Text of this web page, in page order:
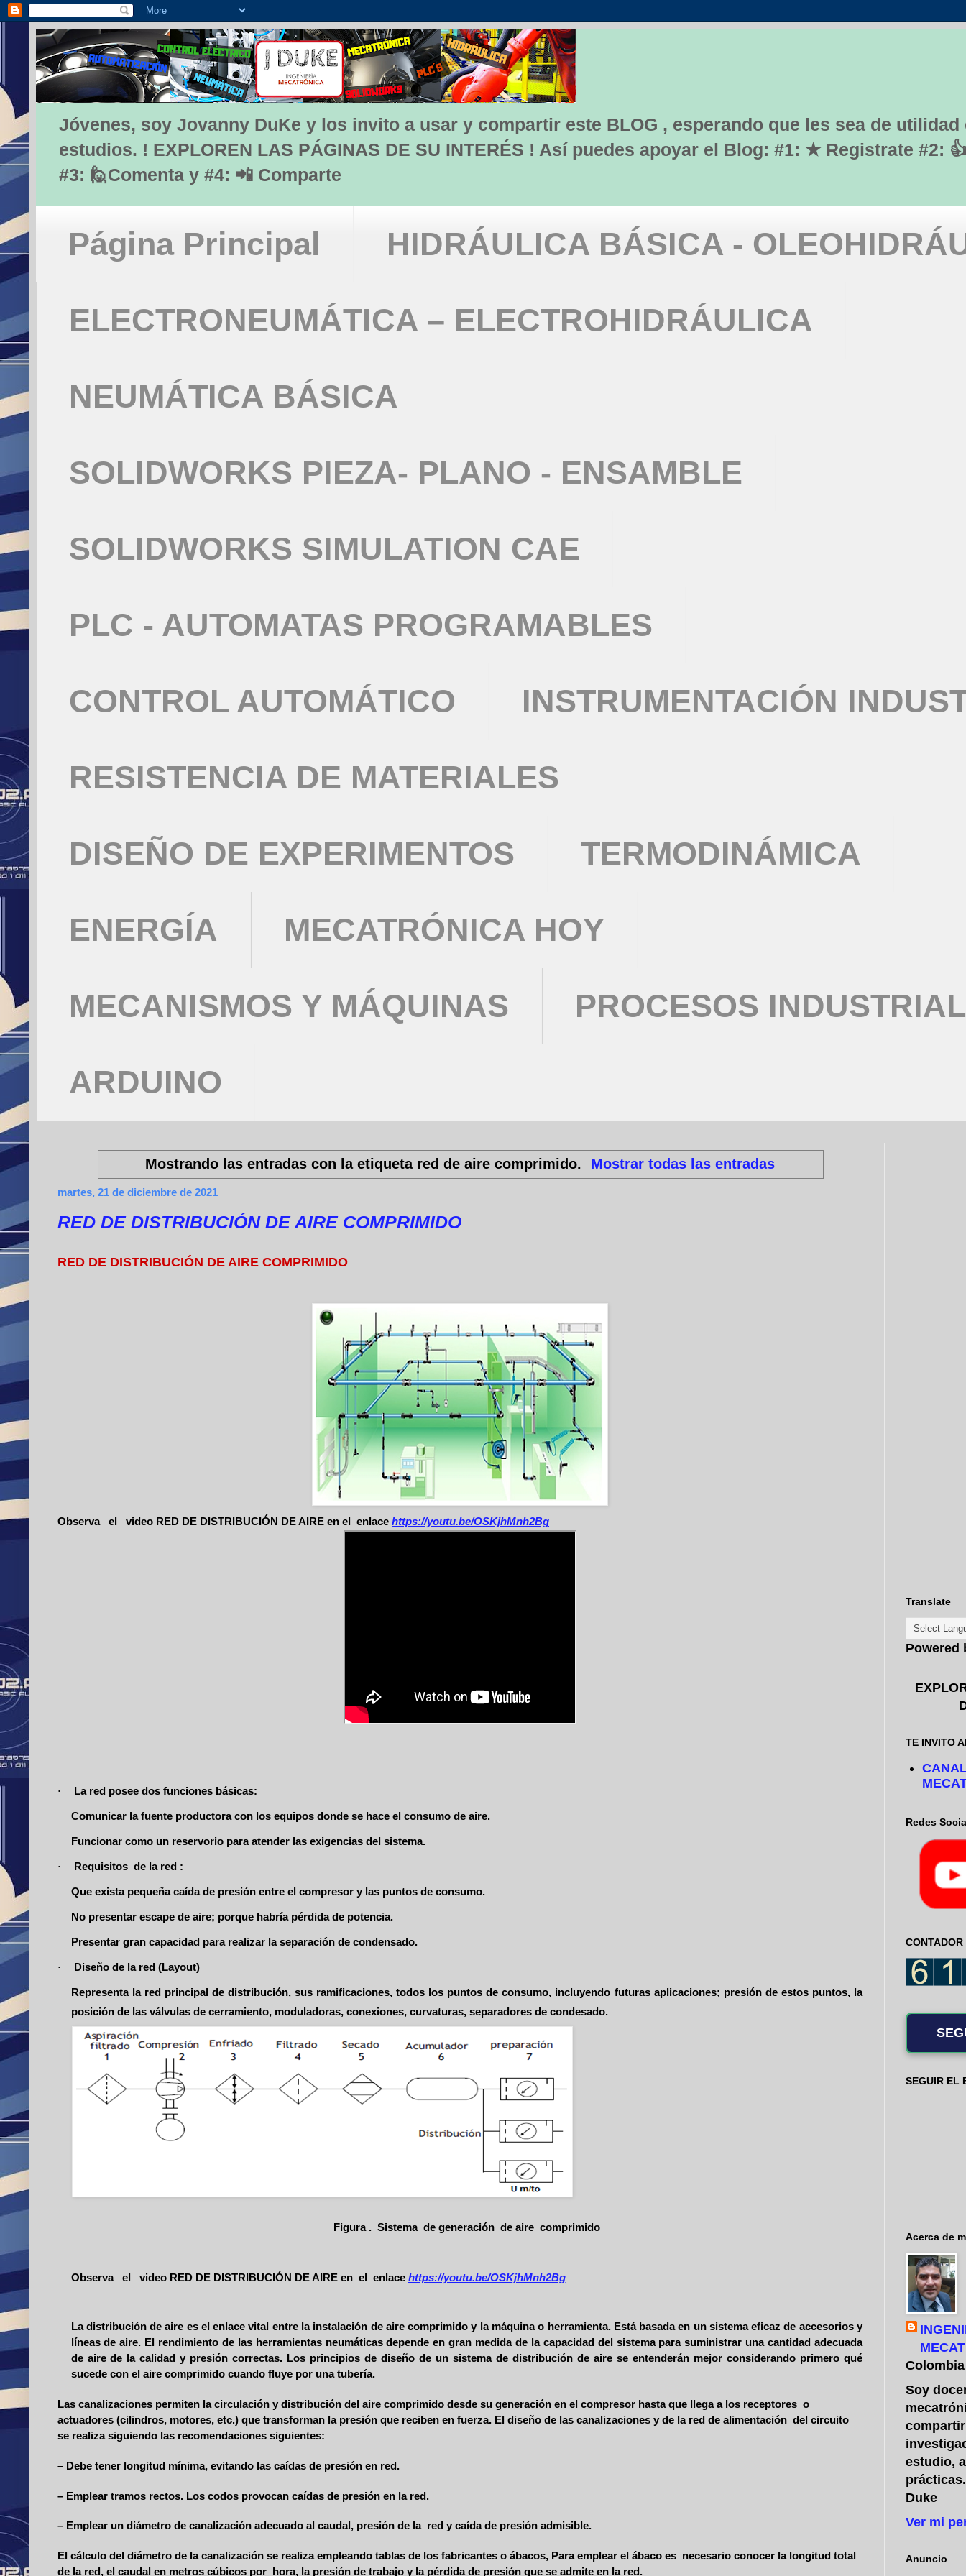
Jóvenes, soy Jovanny DuKe y los invito a usar y compartir este BLOG , esperando que les sea de utilidad
estudios. ! EXPLOREN LAS PÁGINAS DE SU INTERÉS ! Así puedes apoyar el Blog: #1: ★ Registrate #2:
#3: 🙋Comenta y #4: 📲 Comparte
Página Principal HIDRÁULICA BÁSICA -
ELECTRONEUMÁTICA – ELECTROHIDRÁULICA
NEUMÁTICA BÁSICA
SOLIDWORKS PIEZA- PLANO - ENSAMBLE
SOLIDWORKS SIMULATION CAE
PLC - AUTOMATAS PROGRAMABLES
CONTROL AUTOMÁTICO INSTRUMENTACIÓN
RESISTENCIA DE MATERIALES
DISEÑO DE EXPERIMENTOS TERMODINÁMICA
ENERGÍA MECATRÓNICA HOY
MECANISMOS Y MÁQUINAS PROCESOS
ARDUINO
Mostrando las entradas con la etiqueta red de aire comprimido. Mostrar todas las entradas
martes, 21 de diciembre de 2021
RED DE DISTRIBUCIÓN DE AIRE COMPRIMIDO
RED DE DISTRIBUCIÓN DE AIRE COMPRIMIDO
Observa el video RED DE DISTRIBUCIÓN DE AIRE en el enlace https://youtu.be/OSKjhMnh2Bg
· La red posee dos funciones básicas:
Comunicar la fuente productora con los equipos donde se hace el consumo de aire.
Funcionar como un reservorio para atender las exigencias del sistema.
· Requisitos de la red :
Que exista pequeña caída de presión entre el compresor y las puntos de consumo.
No presentar escape de aire; porque habría pérdida de potencia.
Presentar gran capacidad para realizar la separación de condensado.
· Diseño de la red (Layout)
Representa la red principal de distribución, sus ramificaciones, todos los puntos de consumo, incluyendo futuras aplicaciones; presión de estos puntos, la
posición de las válvulas de cerramiento, moduladoras, conexiones, curvaturas, separadores de condesado.
Figura . Sistema de generación de aire comprimido
Observa el video RED DE DISTRIBUCIÓN DE AIRE en el enlace https://youtu.be/OSKjhMnh2Bg
La distribución de aire es el enlace vital entre la instalación de aire comprimido y la máquina o herramienta. Está basada en un sistema eficaz de accesorios y
líneas de aire. El rendimiento de las herramientas neumáticas depende en gran medida de la capacidad del sistema para suministrar una cantidad adecuada
de aire de la calidad y presión correctas. Los principios de diseño de un sistema de distribución de aire se entenderán mejor considerando primero qué
sucede con el aire comprimido cuando fluye por una tubería.
Las canalizaciones permiten la circulación y distribución del aire comprimido desde su generación en el compresor hasta que llega a los receptores o
actuadores (cilindros, motores, etc.) que transforman la presión que reciben en fuerza. El diseño de las canalizaciones y de la red de alimentación del circuito
se realiza siguiendo las recomendaciones siguientes:
– Debe tener longitud mínima, evitando las caídas de presión en red.
– Emplear tramos rectos. Los codos provocan caídas de presión en la red.
– Emplear un diámetro de canalización adecuado al caudal, presión de la red y caída de presión admisible.
El cálculo del diámetro de la canalización se realiza empleando tablas de los fabricantes o ábacos, Para emplear el ábaco es necesario conocer la longitud total
de la red, el caudal en metros cúbicos por hora, la presión de trabajo y la pérdida de presión que se admite en la red.
Translate
Powered
TE INVITO
Redes
CONTADOR
SEGUIR EL
Acerca de
Colombia
Soy
estudio,
Duke
Ver mi
Anuncio